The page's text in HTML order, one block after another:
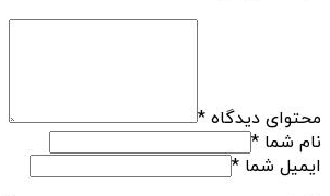
محتوای دیدگاه *
نام شما *
ایمیل شما *